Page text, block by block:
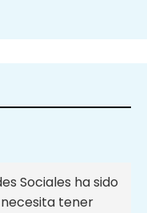
Sociales ha sido
tener